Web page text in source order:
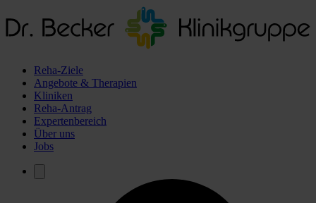
Reha-Ziele
Angebote & Therapien
Kliniken
Reha-Antrag
Expertenbereich
Über uns
Jobs